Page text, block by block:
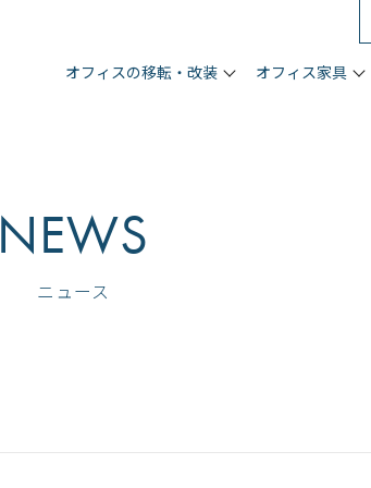
オフィスの移転・改装 オフィス家具
NEWS
ニュース